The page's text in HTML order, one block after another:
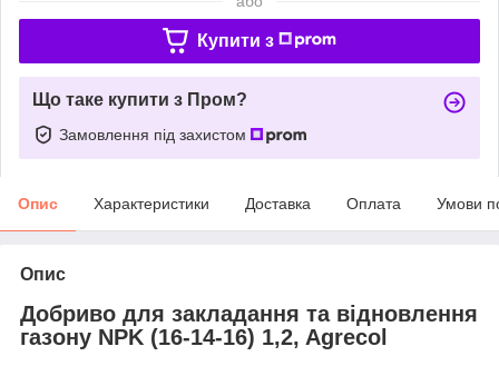
Купити з
Що таке купити з Пром?
Замовлення під захистом
Опис Характеристики Доставка Оплата Умови
Опис
Добриво для закладання та відновлення
газону NPK (16-14-16) 1,2, Agrecol